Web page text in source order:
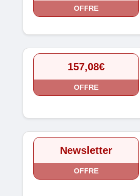
OFFRE
157,08€
OFFRE
Newsletter
OFFRE